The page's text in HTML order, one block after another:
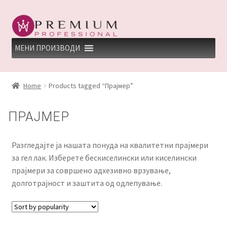
Skip
to
navigation
Skip
to
content
МЕНИ ПРОИЗВОДИ
HOME
ДЕПИЛАЦИЈА
КЕРАТИНСКИ ТРЕМАН BY KYANA QUEEN
Home Products tagged “Прајмер”
ПРАЈМЕР
Разгледајте ја нашата понуда на квалитетни прајмери
за гел лак. Изберете бескиселински или киселински
прајмери за совршено адхезивно врзување,
долготрајност и заштита од одлепување.